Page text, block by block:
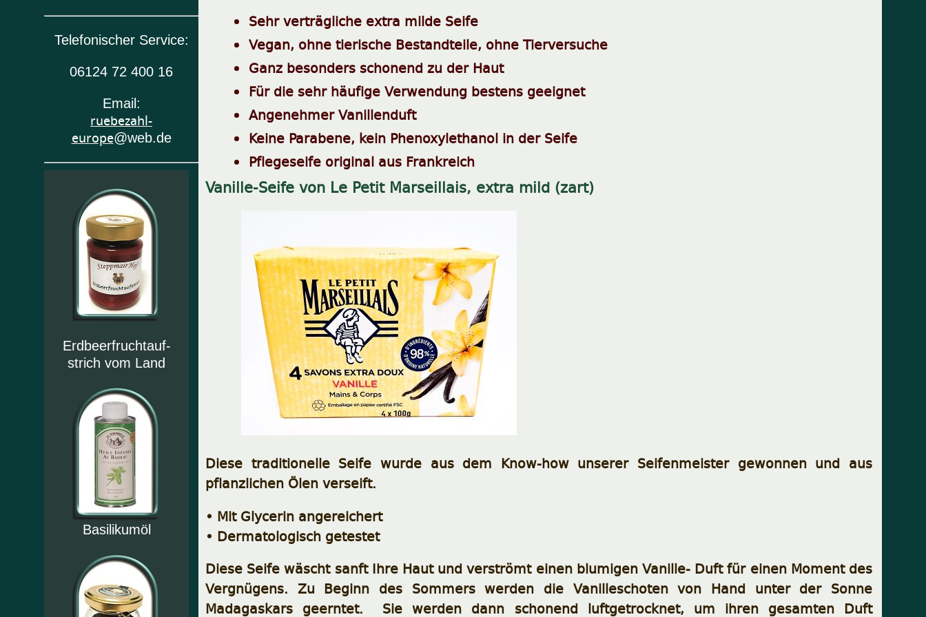
Telefonischer Service:
06124 72 400 16
Email:
ruebezahl-
europe@web.de
Erdbeerfruchtauf-
strich vom Land
Basilikumöl
Sehr verträgliche extra milde Seife
Vegan, ohne tierische Bestandteile, ohne Tierversuche
Ganz besonders schonend zu der Haut
Für die sehr häufige Verwendung bestens geeignet
Angenehmer Vanillenduft
Keine Parabene, kein Phenoxylethanol in der Seife
Pflegeseife original aus Frankreich
Vanille-Seife von Le Petit Marseillais, extra mild (zart)
Diese traditionelle Seife wurde aus dem Know-how unserer Seifenmeister gewonnen und aus
pflanzlichen Ölen verseift.
• Mit Glycerin angereichert
• Dermatologisch getestet
Diese Seife wäscht sanft Ihre Haut und verströmt einen blumigen Vanille- Duft für einen Moment des
Vergnügens. Zu Beginn des Sommers werden die Vanilleschoten von Hand unter der Sonne
Madagaskars geerntet. Sie werden dann schonend luftgetrocknet, um ihren gesamten Duft